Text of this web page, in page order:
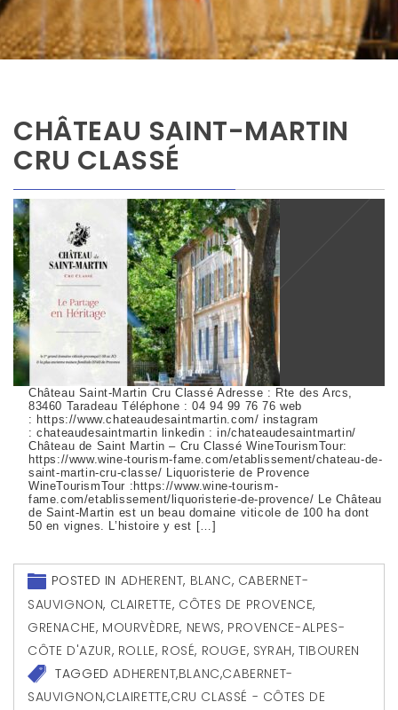
CHÂTEAU SAINT-MARTIN
CRU CLASSÉ
Château Saint-Martin Cru Classé Adresse : Rte des Arcs,
83460 Taradeau Téléphone : 04 94 99 76 76 web
: https://www.chateaudesaintmartin.com/ instagram
: chateaudesaintmartin linkedin : in/chateaudesaintmartin/
Château de Saint Martin – Cru Classé WineTourismTour:
https://www.wine-tourism-fame.com/etablissement/chateau-de-
saint-martin-cru-classe/ Liquoristerie de Provence
WineTourismTour :https://www.wine-tourism-
fame.com/etablissement/liquoristerie-de-provence/ Le Château
de Saint-Martin est un beau domaine viticole de 100 ha dont
50 en vignes. L’histoire y est […]
POSTED IN ADHERENT, BLANC, CABERNET-
SAUVIGNON, CLAIRETTE, CÔTES DE PROVENCE,
GRENACHE, MOURVÈDRE, NEWS, PROVENCE-ALPES-
CÔTE D'AZUR, ROLLE, ROSÉ, ROUGE, SYRAH,TIBOUREN
TAGGEDADHERENT,BLANC,CABERNET-
SAUVIGNON,CLAIRETTE,CRU CLASSÉ - CÔTES DE